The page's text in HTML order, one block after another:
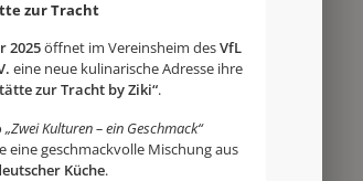
zur Tracht
2025öffnet im Vereinsheim desVfL
eine neue kulinarische Adresse ihre
zur Tracht by Ziki“.
„Zwei Kulturen – ein Geschmack“
eine geschmackvolle Mischung aus
Küche.